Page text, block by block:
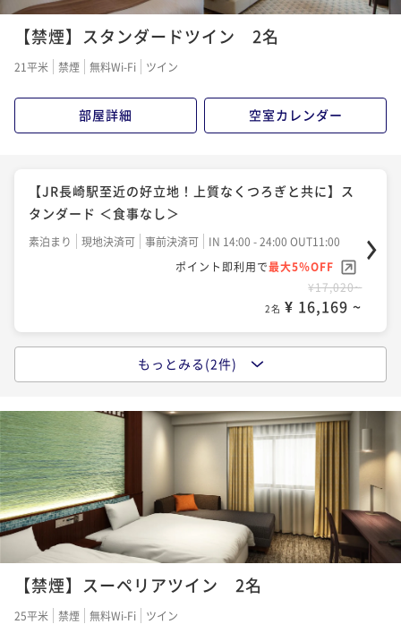
朝食付き 現地決済可 事前決済可
IN 14:00 - 24:00 OUT11:00
2名 ¥ 18,886 ~
【禁煙】スタンダードツイン 2名
21平米 禁煙 無料Wi-Fi ツイン
部屋詳細 空室カレンダー
【JR長崎駅至近の好立地！上質なくつろぎと共に】ス
タンダード ＜食事なし＞
素泊まり 現地決済可 事前決済可
IN 14:00 - 24:00 OUT11:00
ポイント即利用で最大5％OFF
¥17,020~
2名 ¥ 16,169 ~
【事前決済限定でお得に】スタンダード ＜朝食付＞
ポイント即利用で最大5％OFF
¥ 20,064 ~
【地元長崎の食材を使用した朝ごはんで活力を】スタ
ンダード ＜朝食付＞
朝食付き 現地決済可 事前決済可
IN 14:00 - 24:00 OUT11:00
もっとみる(2件)
【禁煙】スーペリアツイン 2名
25平米 禁煙 無料Wi-Fi ツイン